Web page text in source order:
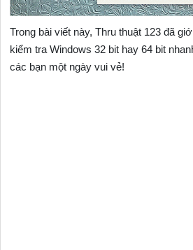
Trong bài viết này, Thru thuật 123 đã
kiểm tra Windows 32 bit hay 64 bit
các bạn một ngày vui vẻ!